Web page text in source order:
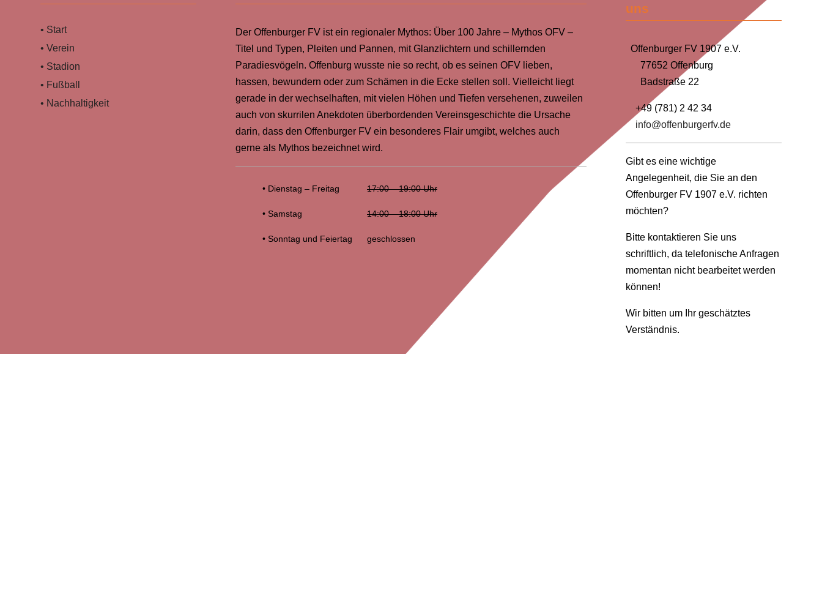
• Start
• Verein
• Stadion
• Fußball
• Nachhaltigkeit
Der Offenburger FV ist ein regionaler Mythos: Über 100 Jahre – Mythos OFV –
Titel und Typen, Pleiten und Pannen, mit Glanzlichtern und schillernden
Paradiesvögeln. Offenburg wusste nie so recht, ob es seinen OFV lieben,
hassen, bewundern oder zum Schämen in die Ecke stellen soll. Vielleicht liegt
gerade in der wechselhaften, mit vielen Höhen und Tiefen versehenen, zuweilen
auch von skurrilen Anekdoten überbordenden Vereinsgeschichte die Ursache
darin, dass den Offenburger FV ein besonderes Flair umgibt, welches auch
gerne als Mythos bezeichnet wird.
• Dienstag – Freitag 17:00 – 19:00 Uhr
• Samstag 14:00 – 18:00 Uhr
• Sonntag und Feiertag geschlossen
uns
Offenburger FV 1907 e.V.
77652 Offenburg
Badstraße 22
+49 (781) 2 42 34
info@offenburgerfv.de
Gibt es eine wichtige
Angelegenheit, die Sie an den
Offenburger FV 1907 e.V. richten
möchten?
Bitte kontaktieren Sie uns
schriftlich, da telefonische Anfragen
momentan nicht bearbeitet werden
können!
Wir bitten um Ihr geschätztes
Verständnis.